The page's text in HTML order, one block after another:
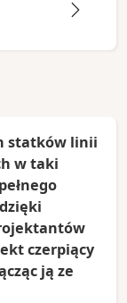
statków linii
w taki
czerpiący
ją ze